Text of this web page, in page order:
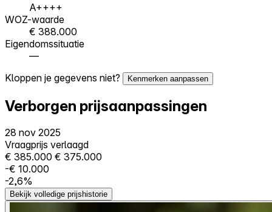
A++++
WOZ-waarde
€ 388.000
Eigendomssituatie
—
Kloppen je gegevens niet?
Kenmerken aanpassen
Verborgen prijsaanpassingen
28 nov 2025
Vraagprijs verlaagd
€ 385.000 € 375.000
-€ 10.000
-2,6%
Bekijk volledige prijshistorie